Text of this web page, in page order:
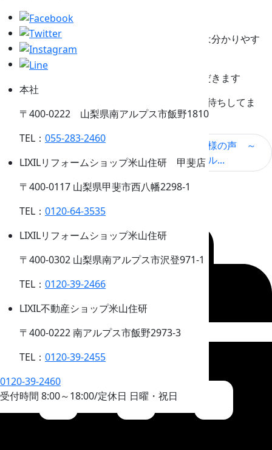
本社
〒400-0222 山梨県南アルプス市飯野1810
TEL： 055-283-2460
LIXILリフォームショップ米山住研 甲斐店
〒400-0117 山梨県甲斐市西八幡2298-1
TEL： 0120-64-3535
LIXILリフォームショップ米山住研
〒400-0302 山梨県南アルプス市沢登971-1
TEL： 0120-39-2466
LIXIL不動産ショップ米山住研
〒400-0222 南アルプス市飯野2973-3
TEL： 0120-39-2455
0120-39-2460
受付時間 8:00～18:00/定休日 日曜・祝日
返信をいただきありがとうございます。今回は分かりやす
かったですね(^_-)-☆
当選者の発表は発送をもって代えさせていただきます
７月のクイズにも是非ご参加ください(^_^)/お待ちしてま
す！
お引き渡し完了
＾＾＜...
スタッフブロ
グ一覧
お客様の声 ～
南アル...
PAGE TOP
無料相談